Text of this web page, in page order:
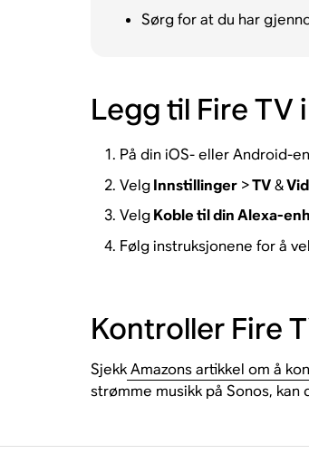
Sørg for at du har
Legg til Fire TV
På din iOS- eller Android-
VelgInnstillinger>TV&
VelgKoble til din Alexa-
Følg instruksjonene for å
Kontroller Fire
SjekkAmazons artikkel om å
strømme musikk på Sonos,